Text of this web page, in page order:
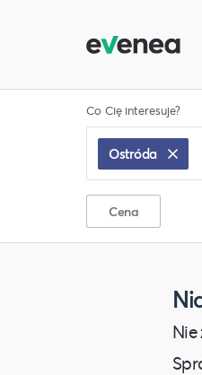
Co Cię interesuje?
Ostróda
Cena
Nie